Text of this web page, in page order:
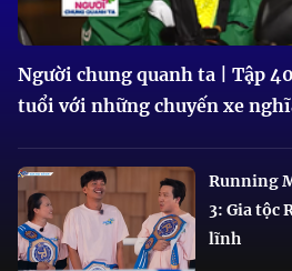
Người chung quanh ta | Tập
tuổi với những chuyến xe
Running
3: Gia tộc
lĩnh